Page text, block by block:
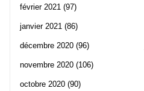
février 2021 (97)
janvier 2021 (86)
décembre 2020 (96)
novembre 2020 (106)
octobre 2020 (90)